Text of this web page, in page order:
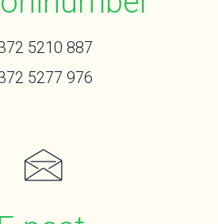
5210 887
5277 976